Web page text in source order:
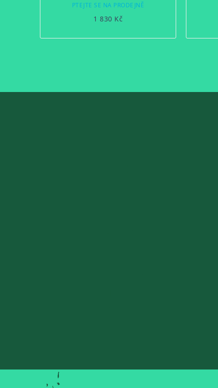
PTEJTE SE NA PRODEJNĚ
1 830 Kč